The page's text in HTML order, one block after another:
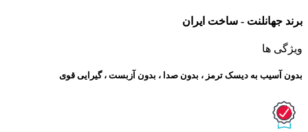
برند جهانلنت - ساخت ایران
ویژگی ها
بدون آسیب به دیسک ترمز ، بدون صدا ، بدون آزبست ، گیرایی قوی​